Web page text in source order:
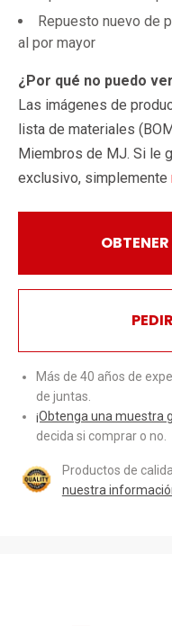
Repuesto nuevo de
al por mayor
¿Por qué no puedo
Las imágenes de
lista de materiales
Miembros de MJ. Si le
exclusivo, simplemente
Más de 40 años de
de juntas.
¡Obtenga una muestra
decida si comprar o no.
Productos de
nuestra